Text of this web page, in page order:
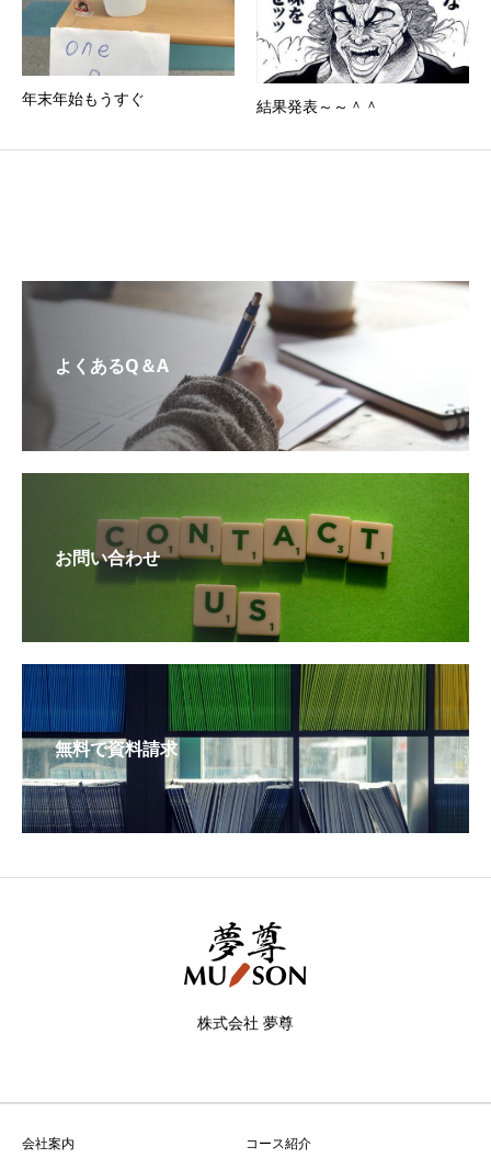
年末年始もうすぐ 結果発表～～＾＾
よくあるQ＆A
お問い合わせ
無料で資料請求
株式会社 夢尊
会社案内 コース紹介